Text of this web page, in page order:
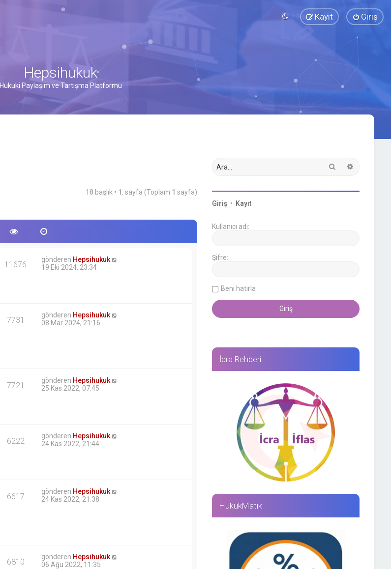
Giriş
Kayıt
Hepsihukuk
Hukuki Paylaşım ve Tartışma Platformu
18 başlık • 1 . sayfa (Toplam 1 sayfa)
11676 gönderen Hepsihukuk
19 Eki 2024, 23:34
7731 gönderen Hepsihukuk
08 Mar 2024, 21:16
7721 gönderen Hepsihukuk
25 Kas 2022, 07:45
6222 gönderen Hepsihukuk
24 Kas 2022, 21:44
6617 gönderen Hepsihukuk
24 Kas 2022, 21:38
6810 gönderen Hepsihukuk
06 Ağu 2022, 11:35
Ara
Giriş • Kayıt
Kullanıcı adı:
Şifre:
Beni hatırla
İcra Rehberi
HukukMatik